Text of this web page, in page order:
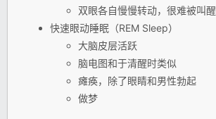
双眼各自慢慢转动，很难被叫醒
快速眼动睡眠（REM Sleep）
大脑皮层活跃
脑电图和于清醒时类似
瘫痪，除了眼睛和男性勃起
做梦